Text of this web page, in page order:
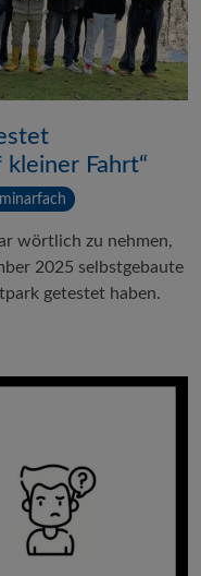
Fahrt“
wörtlich zu nehmen,
2025 selbstgebaute
getestet haben.